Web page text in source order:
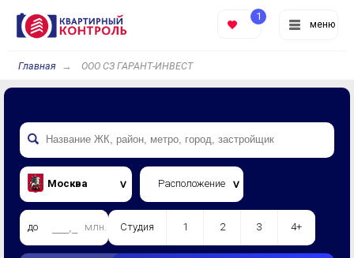
меню
1
Главная ООО СЗ ГАРАНТ-ИНВЕСТ
Москва Расположение
до млн. Студия 1 2 3 4+